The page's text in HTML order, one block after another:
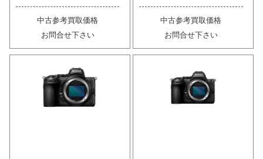
中古参考買取価格
お問合せ下さい
中古参考買取価格
お問合せ下さい